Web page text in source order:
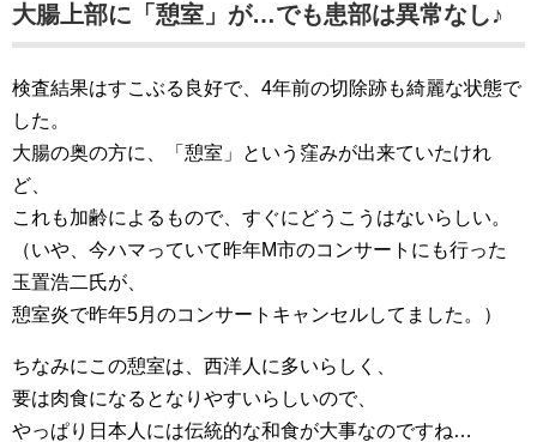
大腸上部に「憩室」が…でも患部は異常なし♪
検査結果はすこぶる良好で、4年前の切除跡も綺麗な状態で
した。
大腸の奥の方に、「憩室」という窪みが出来ていたけれ
ど、
これも加齢によるもので、すぐにどうこうはないらしい。
（いや、今ハマっていて昨年M市のコンサートにも行った
玉置浩二氏が、
憩室炎で昨年5月のコンサートキャンセルしてました。）
ちなみにこの憩室は、西洋人に多いらしく、
要は肉食になるとなりやすいらしいので、
やっぱり日本人には伝統的な和食が大事なのですね…